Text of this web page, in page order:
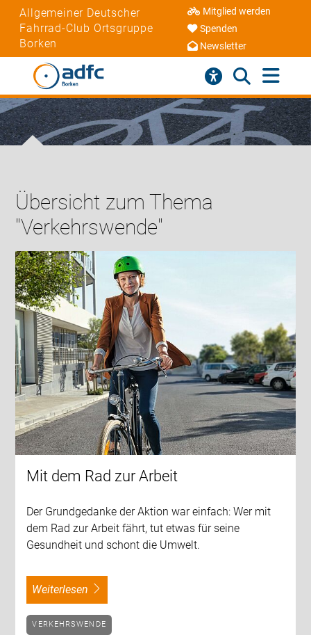
Allgemeiner Deutscher
Fahrrad-Club Ortsgruppe
Borken
Mitglied werden
Spenden
Newsletter
Übersicht zum Thema
"Verkehrswende"
Mit dem Rad zur Arbeit
Der Grundgedanke der Aktion war einfach: Wer mit
dem Rad zur Arbeit fährt, tut etwas für seine
Gesundheit und schont die Umwelt.
weiterlesen
VERKEHRSWENDE